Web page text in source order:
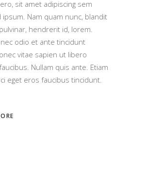
sit amet adipiscing sem
Nam quam nunc, blandit
hendrerit id, lorem.
odio et ante tincidunt
vitae sapien ut libero
Nullam quis ante. Etiam
eget eros faucibus tincidunt.